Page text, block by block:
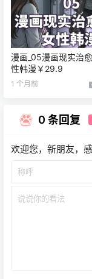
漫画_05漫画现实治
性韩漫￥29.9
1 个月前
0 条回复
欢迎您，新朋友，